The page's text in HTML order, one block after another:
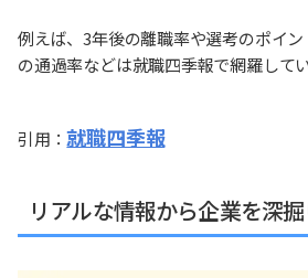
例えば、3年後の離職率や選考のポイ
の通過率などは就職四季報で網羅してい
引用：就職四季報
リアルな情報から企業を深